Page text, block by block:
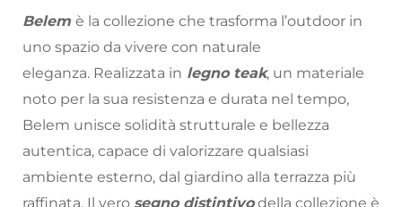
Belem è la collezione che trasforma l’outdoor in
uno spazio da vivere con naturale
eleganza. Realizzata in legno teak, un materiale
noto per la sua resistenza e durata nel tempo,
Belem unisce solidità strutturale e bellezza
autentica, capace di valorizzare qualsiasi
ambiente esterno, dal giardino alla terrazza più
raffinata. Il vero segno distintivodella collezione è